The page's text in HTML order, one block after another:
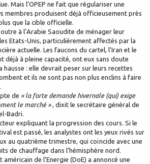
Mais l’OPEP ne fait que régulariser une
membres produisent déjà officieusement près
que la cible officielle.
à l’Arabie Saoudite de ménager leur
Etats-Unis, particulièrement affectés par la
actuelle. Les faucons du cartel, l’Iran et le
déjà à pleine capacité, ont eux sans doute
hausse : elle devrait peser sur leurs recettes
et ils ne sont pas non plus enclins à faire
de « la forte demande hivernale (qui) exige
le marché », dixit le secrétaire général de
Badri.
expliquant la progression des cours. Si le
est passé, les analystes ont les yeux rivés sur
au quatrième trimestre, qui coïncide avec une
de chauffage dans l’hémisphère nord.
de l’Energie (DoE) a annoncé une